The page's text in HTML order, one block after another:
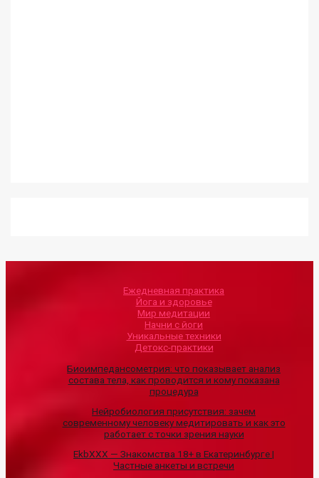
Ежедневная практика
Йога и здоровье
Мир медитации
Начни с йоги
Уникальные техники
Детокс-практики
Биоимпедансометрия: что показывает анализ
состава тела, как проводится и кому показана
процедура
Нейробиология присутствия: зачем
современному человеку медитировать и как это
работает с точки зрения науки
EkbXXX — Знакомства 18+ в Екатеринбурге |
Частные анкеты и встречи